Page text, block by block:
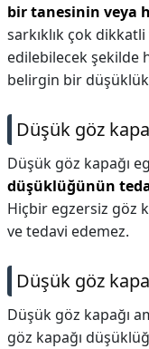
bir tanesinin veya
sarkıklık çok dikkatli
edilebilecek şekilde
belirgin bir
Düşük göz
Düşük göz kapağı
düşüklüğünün
Hiçbir egzersiz göz
ve tedavi edemez.
Düşük göz
Düşük göz kapağı
göz kapağı